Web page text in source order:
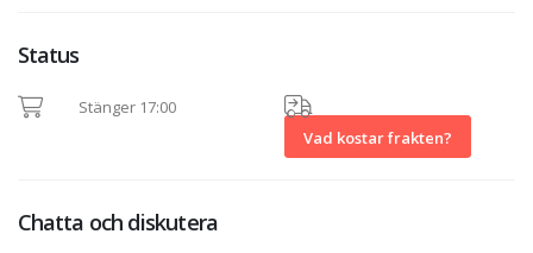
Status
Stänger 17:00
Vad kostar frakten?
Chatta och diskutera